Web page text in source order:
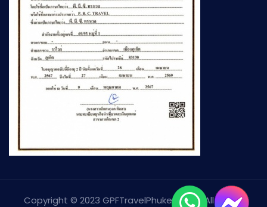
Copyright © 2023 GPFTravelPhuket.com. All Rights